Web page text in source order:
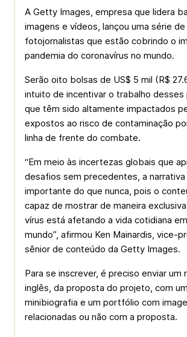
A Getty Images, empresa que lidera
imagens e vídeos, lançou uma série
fotojornalistas que estão cobrindo o
pandemia do coronavírus no mundo.
Serão oito bolsas de US$ 5 mil (R$
intuito de incentivar o trabalho desses
que têm sido altamente impactados
expostos ao risco de contaminação
linha de frente do combate.
“Em meio às incertezas globais que
desafios sem precedentes, a
importante do que nunca, pois o
capaz de mostrar de maneira
vírus está afetando a vida cotidiana
mundo”, afirmou Ken Mainardis, vice-
sênior de conteúdo da Getty Images.
Para se inscrever, é preciso enviar um
inglês, da proposta do projeto, com
minibiografia e um portfólio com
relacionadas ou não com a proposta.